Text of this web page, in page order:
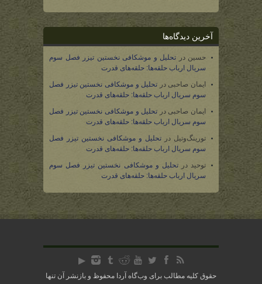
آخرین دیدگاه‌ها
حسین در تحلیل و موشکافی نخستین تیزر فصل سوم
سریال ارباب حلقه‌ها: حلقه‌های قدرت
ایمان صاحبی در تحلیل و موشکافی نخستین تیزر فصل
سوم سریال ارباب حلقه‌ها: حلقه‌های قدرت
ایمان صاحبی در تحلیل و موشکافی نخستین تیزر فصل
سوم سریال ارباب حلقه‌ها: حلقه‌های قدرت
تورینگ‌وتیل در تحلیل و موشکافی نخستین تیزر فصل
سوم سریال ارباب حلقه‌ها: حلقه‌های قدرت
توحید درتحلیل و موشکافی نخستین تیزر فصل سوم
سریال ارباب حلقه‌ها: حلقه‌های قدرت
حقوق کلیه مطالب برای وب‌گاه آردا محفوظ و بازنشر آن تنها